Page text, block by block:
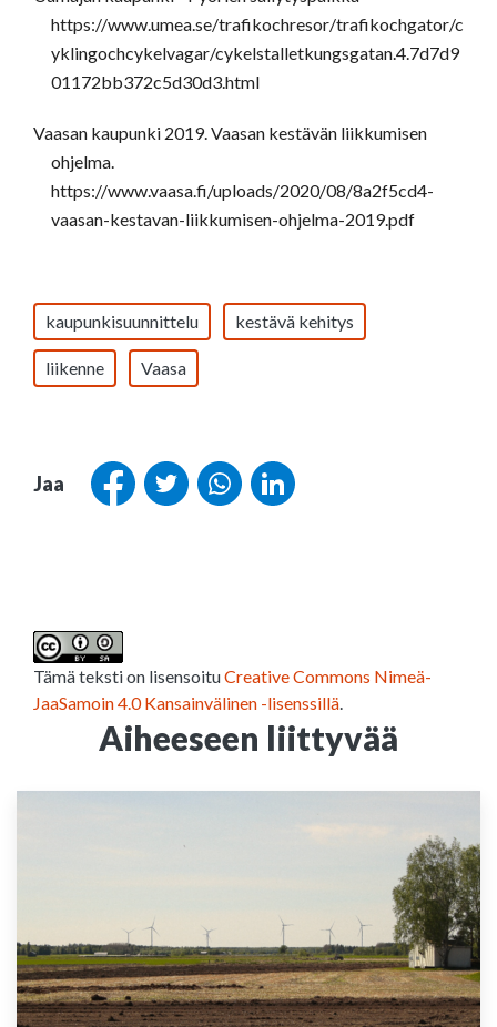
https://www.umea.se/trafikochresor/trafikochgator/c
yklingochcykelvagar/cykelstalletkungsgatan.4.7d7d9
01172bb372c5d30d3.html
Vaasan kaupunki 2019. Vaasan kestävän liikkumisen
ohjelma.
https://www.vaasa.fi/uploads/2020/08/8a2f5cd4-
vaasan-kestavan-liikkumisen-ohjelma-2019.pdf
kaupunkisuunnittelu kestävä kehitys
liikenne Vaasa
Jaa
Tämä teksti on lisensoituCreative Commons Nimeä-
JaaSamoin 4.0 Kansainvälinen -lisenssillä
Aiheeseen liittyvää